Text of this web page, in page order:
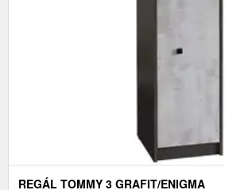
REGÁL TOMMY 3 GRAFIT/ENIGMA